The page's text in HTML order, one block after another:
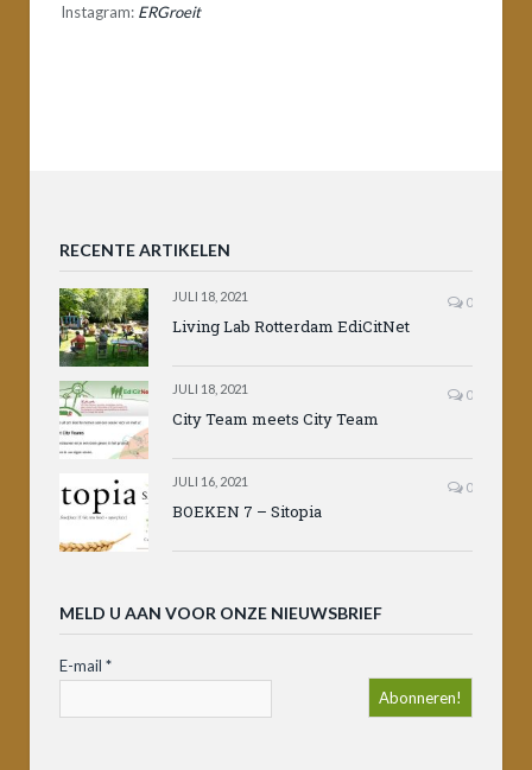
Instagram: ERGroeit
RECENTE ARTIKELEN
JULI 18, 2021 0
Living Lab Rotterdam EdiCitNet
JULI 18, 2021 0
City Team meets City Team
JULI 16, 2021 0
BOEKEN 7 – Sitopia
MELD U AAN VOOR ONZE NIEUWSBRIEF
E-mail *